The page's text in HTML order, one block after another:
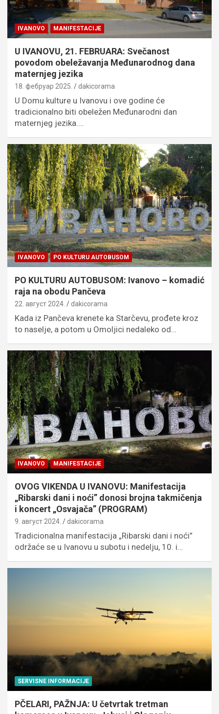
IVANOVO MANIFESTACIJE
U IVANOVU, 21. FEBRUARA: Svečanost
povodom obeležavanja Međunarodnog dana
maternjeg jezika
18. фебруар 2025. dakicorama
U Domu kulture u Ivanovu i ove godine će
tradicionalno biti obeležen Međunarodni dan
maternjeg jezika.…
IVANOVO PO KULTURU AUTOBUSOM
PO KULTURU AUTOBUSOM: Ivanovo – komadić
raja na obodu Pančeva
22. август 2024. dakicorama
Kada iz Pančeva krenete ka Starčevu, prođete kroz
to naselje, a potom u Omoljici nedaleko od…
IVANOVO MANIFESTACIJE
OVOG VIKENDA U IVANOVU: Manifestacija
„Ribarski dani i noći” donosi brojna takmičenja
i koncert „Osvajača” (PROGRAM)
9. август 2024. dakicorama
Tradicionalna manifestacija „Ribarski dani i noći”
održaće se u Ivanovu u subotu i nedelju, 10. i…
SERVISNE INFORMACIJE
PČELARI, PAŽNJA: U četvrtak tretman